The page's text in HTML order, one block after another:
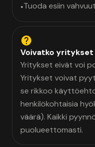
•Tuoda esiin
Voivatko yritykset
Yritykset eivät voi
Yritykset voivat
se rikkoo
henkilökohtaisia
väärä). Kaikki
puolueettomasti.